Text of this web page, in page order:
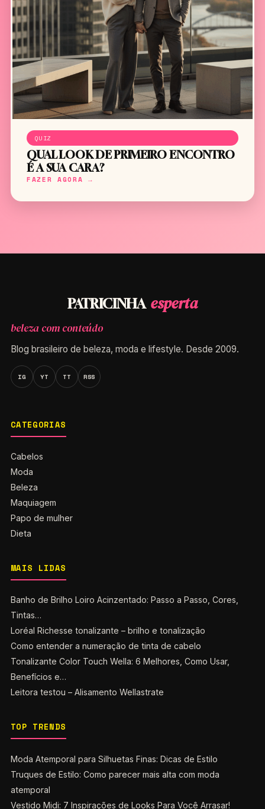
QUIZ
QUAL LOOK DE PRIMEIRO ENCONTRO
É A SUA CARA?
FAZER AGORA →
PATRICINHA esperta
beleza com conteúdo
Blog brasileiro de beleza, moda e lifestyle. Desde 2009.
IG YT TT RSS
CATEGORIAS
Cabelos
Moda
Beleza
Maquiagem
Papo de mulher
Dieta
MAIS LIDAS
Banho de Brilho Loiro Acinzentado: Passo a Passo, Cores,
Tintas…
Loréal Richesse tonalizante – brilho e tonalização
Como entender a numeração de tinta de cabelo
Tonalizante Color Touch Wella: 6 Melhores, Como Usar,
Benefícios e…
Leitora testou – Alisamento Wellastrate
TOP TRENDS
Moda Atemporal para Silhuetas Finas: Dicas de Estilo
Truques de Estilo: Como parecer mais alta com moda
atemporal
Vestido Midi: 7 Inspirações de Looks Para Você Arrasar!